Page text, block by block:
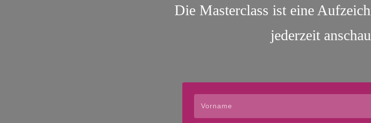
Die Masterclass ist eine
jederzeit